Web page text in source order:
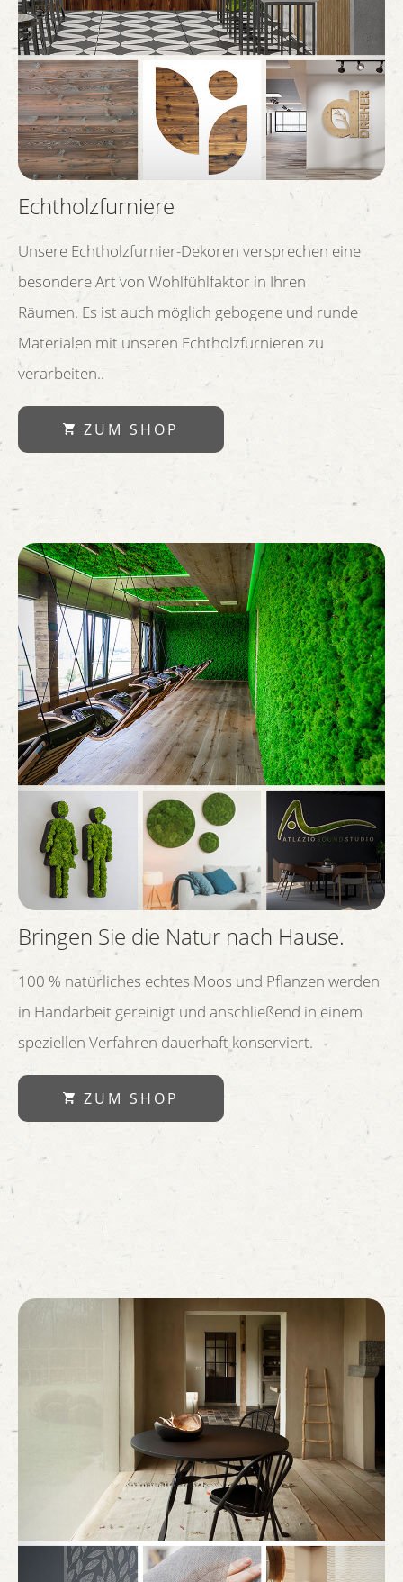
Echtholzfurniere
Unsere Echtholzfurnier-Dekoren versprechen eine
besondere Art von Wohlfühlfaktor in Ihren
Räumen. Es ist auch möglich gebogene und runde
Materialen mit unseren Echtholzfurnieren zu
verarbeiten..
ZUM SHOP
Bringen Sie die Natur nach Hause.
100 % natürliches echtes Moos und Pflanzen werden
in Handarbeit gereinigt und anschließend in einem
speziellen Verfahren dauerhaft konserviert.
ZUM SHOP